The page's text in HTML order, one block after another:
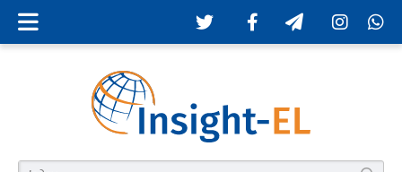
TwitterFacebookTelegramInstagram